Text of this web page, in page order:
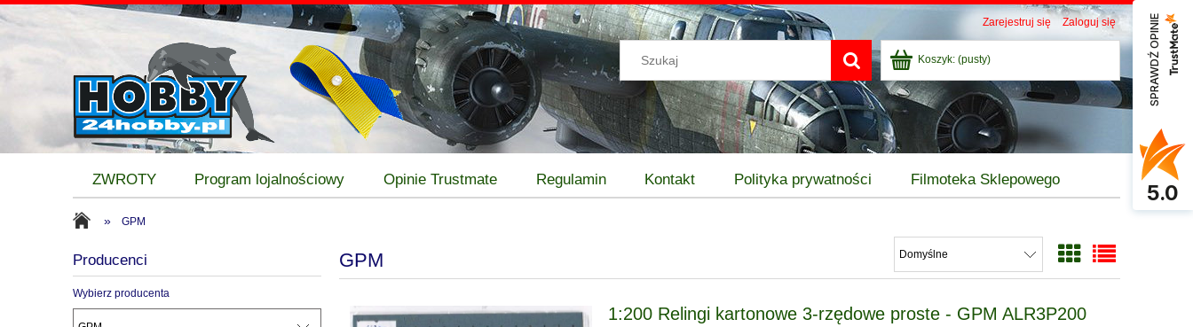
Zarejestruj się Zaloguj się
Koszyk: (pusty)
ZWROTY Program lojalnościowy Opinie Trustmate Regulamin Kontakt Polityka prywatności Filmoteka Sklepowego
» GPM
Producenci
Wybierz producenta
GPM
1:200 Relingi kartonowe 3-rzędowe proste - GPM ALR3P200
SPRAWDŹ OPINIE
5.0